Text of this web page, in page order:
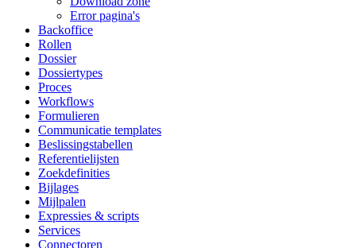
Error pagina's
Backoffice
Rollen
Dossier
Dossiertypes
Proces
Workflows
Formulieren
Communicatie templates
Beslissingstabellen
Referentielijsten
Zoekdefinities
Bijlages
Mijlpalen
Expressies & scripts
Services
Connectoren